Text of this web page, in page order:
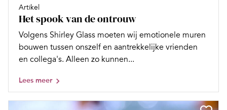
Artikel
Het spook van de ontrouw
Volgens Shirley Glass moeten wij emotionele muren
bouwen tussen onszelf en aantrekkelijke vrienden
en collega's. Alleen zo kunnen...
Lees meer